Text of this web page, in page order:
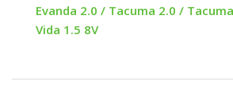
Evanda 2.0 / Tacuma 2.0 /
Vida 1.5 8V